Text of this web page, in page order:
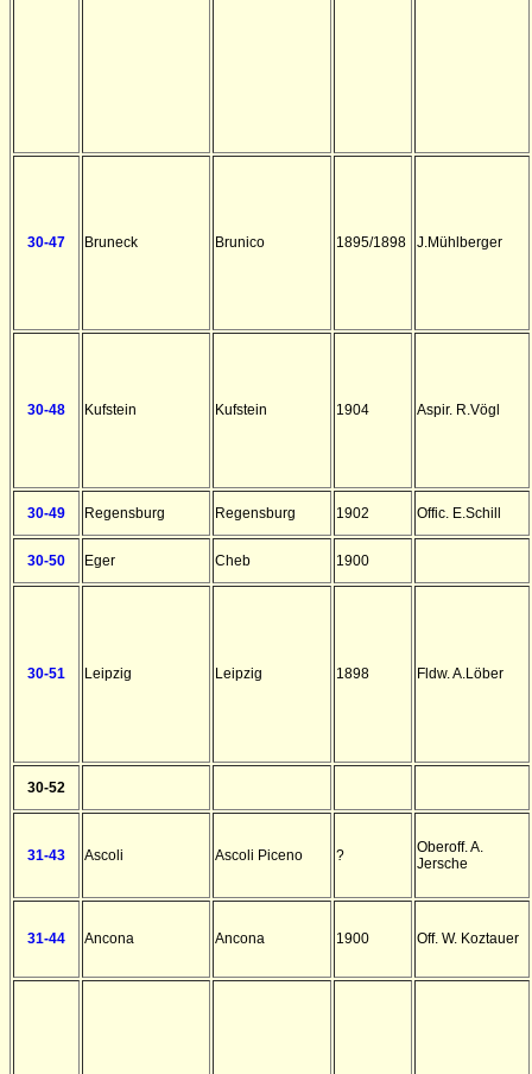
30-47 Bruneck Brunico 1895/1898 J.Mühlberger
30-48 Kufstein Kufstein 1904 Aspir. R.Vögl
30-49 Regensburg Regensburg 1902 Offic. E.Schill
30-50 Eger Cheb 1900
30-51 Leipzig Leipzig 1898 Fldw. A.Löber
30-52
31-43 Ascoli Ascoli Piceno ?
Oberoff. A.
Jersche
31-44 Ancona Ancona 1900 Off. W. Koztauer